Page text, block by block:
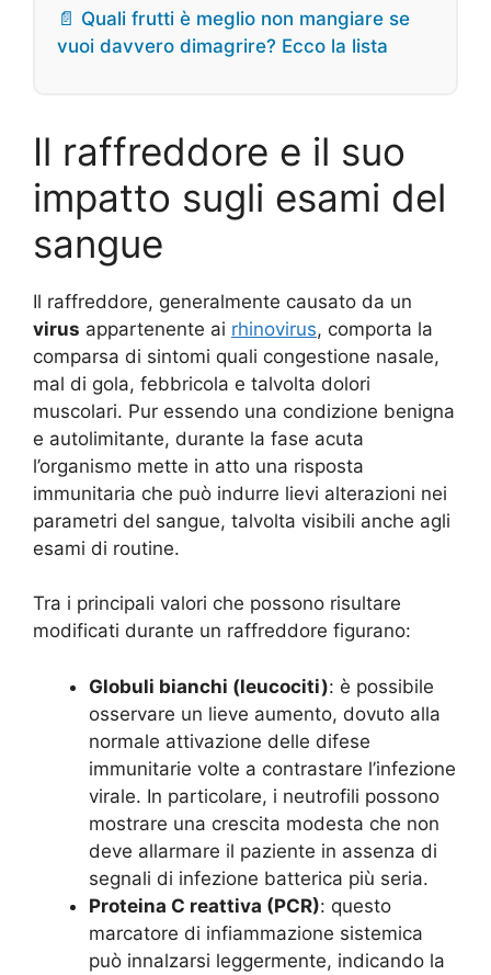
📄 Quali frutti è meglio non mangiare se
vuoi davvero dimagrire? Ecco la lista
Il raffreddore e il suo
impatto sugli esami del
sangue
Il raffreddore, generalmente causato da un
virus appartenente ai rhinovirus, comporta la
comparsa di sintomi quali congestione nasale,
mal di gola, febbricola e talvolta dolori
muscolari. Pur essendo una condizione benigna
e autolimitante, durante la fase acuta
l’organismo mette in atto una risposta
immunitaria che può indurre lievi alterazioni nei
parametri del sangue, talvolta visibili anche agli
esami di routine.
Tra i principali valori che possono risultare
modificati durante un raffreddore figurano:
Globuli bianchi (leucociti): è possibile
osservare un lieve aumento, dovuto alla
normale attivazione delle difese
immunitarie volte a contrastare l’infezione
virale. In particolare, i neutrofili possono
mostrare una crescita modesta che non
deve allarmare il paziente in assenza di
segnali di infezione batterica più seria.
Proteina C reattiva (PCR): questo
marcatore di infiammazione sistemica
può innalzarsi leggermente, indicando la